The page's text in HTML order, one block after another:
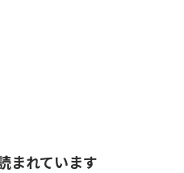
まれています